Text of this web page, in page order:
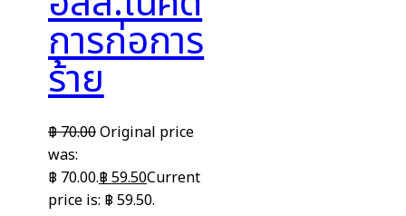
การก่อการ
ร้าย
฿70.00Original price
was:
฿ 70.00.฿ 59.50Current
price is: ฿ 59.50.